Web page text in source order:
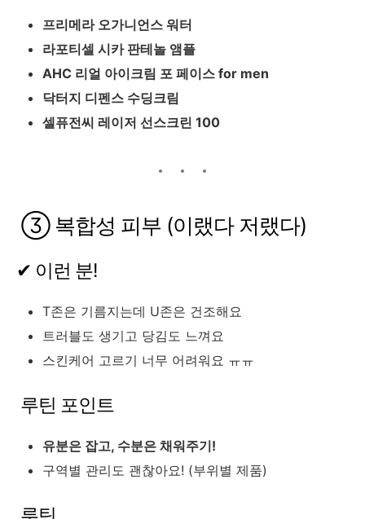
프리메라 오가니언스 워터
라포티셀 시카 판테놀 앰플
AHC 리얼 아이크림 포 페이스 for men
닥터지 디펜스 수딩크림
셀퓨전씨 레이저 선스크린 100
③ 복합성 피부 (이랬다 저랬다)
✔ 이런 분!
T존은 기름지는데 U존은 건조해요
트러블도 생기고 당김도 느껴요
스킨케어 고르기 너무 어려워요 ㅠㅠ
루틴 포인트
유분은 잡고, 수분은 채워주기!
구역별 관리도 괜찮아요! (부위별 제품)